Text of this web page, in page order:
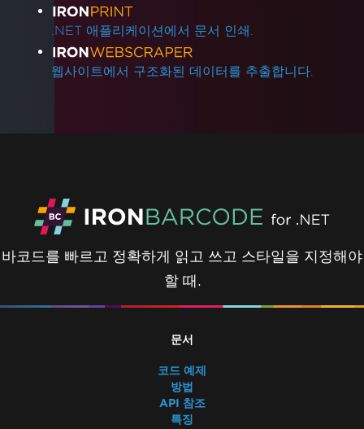
.NET 애플리케이션에서 문서 인쇄.
웹사이트에서 구조화된 데이터를 추출합니다.
바코드를 빠르고 정확하게 읽고 쓰고 스타일을 지정해야
할 때.
문서
코드 예제
방법
API 참조
특징